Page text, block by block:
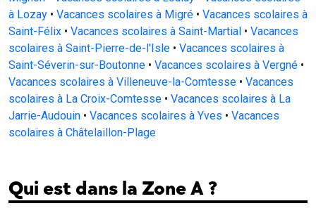
à Lozay • Vacances scolaires à Migré • Vacances scolaires à
Saint-Félix • Vacances scolaires à Saint-Martial • Vacances
scolaires à Saint-Pierre-de-l'Isle • Vacances scolaires à
Saint-Séverin-sur-Boutonne • Vacances scolaires à Vergné •
Vacances scolaires à Villeneuve-la-Comtesse • Vacances
scolaires à La Croix-Comtesse • Vacances scolaires à La
Jarrie-Audouin • Vacances scolaires à Yves • Vacances
scolaires à Châtelaillon-Plage
Qui est dans la Zone A ?